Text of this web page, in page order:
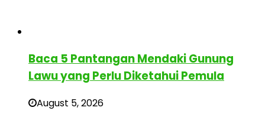
Baca 5 Pantangan Mendaki Gunung
Lawu yang Perlu Diketahui Pemula
August 5, 2026